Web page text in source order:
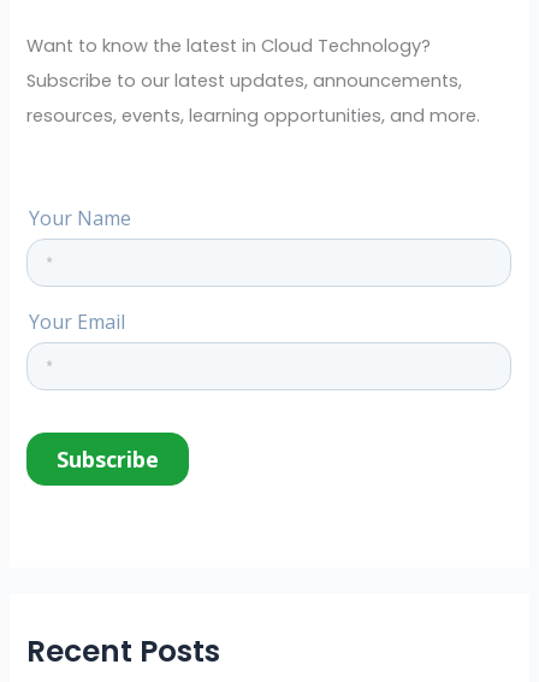
f
o
r
Want to know the latest in Cloud Technology?
Subscribe to our latest updates, announcements,
resources, events, learning opportunities, and more.
Recent Posts